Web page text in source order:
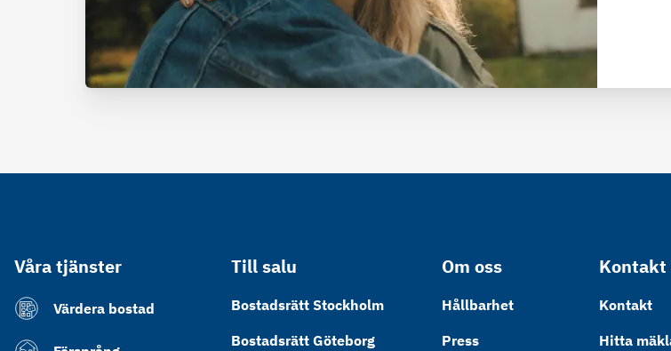
Våra tjänster
Värdera bostad
Till salu
Bostadsrätt Stockholm
Bostadsrätt Göteborg
Om oss
Hållbarhet
Press
Kontakt
Kontakt
Hitta